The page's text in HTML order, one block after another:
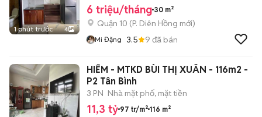
1 phút trước 4
6 triệu/tháng 30 m²
Quận 10 (P. Diên Hồng mới)
Mi Đặng 3.5 9 đã bán
HIẾM - MTKD BÙI THỊ XUÂN - 116m2 -
P2 Tân Bình
3 PN Nhà mặt phố, mặt tiền
11,3 tỷ 97 tr/m² 116 m²